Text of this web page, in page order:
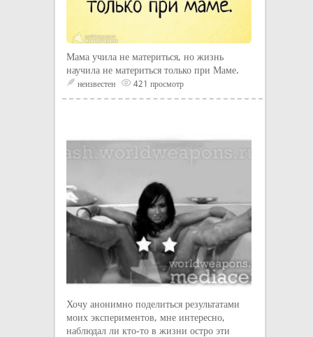
Мама учила не материться, но жизнь
научила не материться только при Маме.
неизвестен 421 просмотр
Хочу анонимно поделиться результатами
моих экспериментов, мне интересно,
наблюдал ли кто-то в жизни остро эти